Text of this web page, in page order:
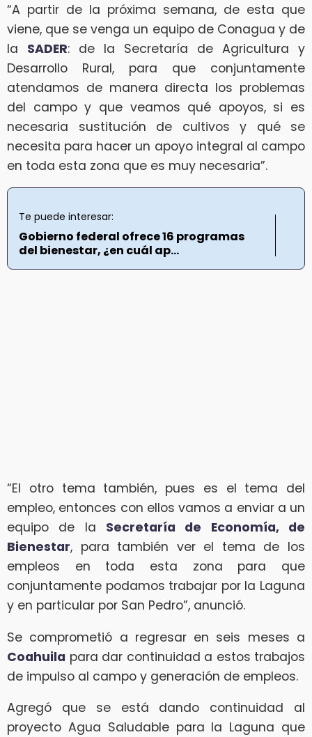
“A partir de la próxima semana, de esta que
viene, que se venga un equipo de Conagua y de
la SADER: de la Secretaría de Agricultura y
Desarrollo Rural, para que conjuntamente
atendamos de manera directa los problemas
del campo y que veamos qué apoyos, si es
necesaria sustitución de cultivos y qué se
necesita para hacer un apoyo integral al campo
en toda esta zona que es muy necesaria”.
Te puede interesar:
Gobierno federal ofrece 16 programas
del bienestar, ¿en cuál ap...
“El otro tema también, pues es el tema del
empleo, entonces con ellos vamos a enviar a un
equipo de la Secretaría de Economía, de
Bienestar, para también ver el tema de los
empleos en toda esta zona para que
conjuntamente podamos trabajar por la Laguna
y en particular por San Pedro”, anunció.
Se comprometió a regresar en seis meses a
Coahuila para dar continuidad a estos trabajos
de impulso al campo y generación de empleos.
Agregó que se está dando continuidad al
proyecto Agua Saludable para la Laguna que